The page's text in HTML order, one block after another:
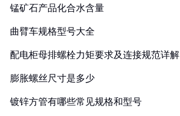
锰矿石产品化合水含量
曲臂车规格型号大全
配电柜母排螺栓力矩要求及连接规范详解
膨胀螺丝尺寸是多少
镀锌方管有哪些常见规格和型号